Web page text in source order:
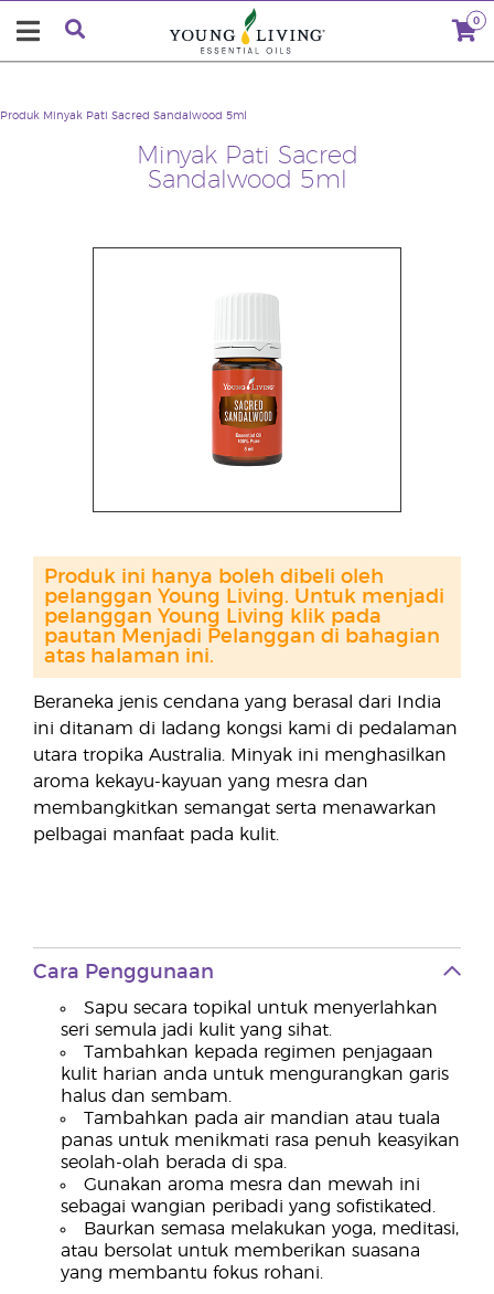
0
Minyak Pati Sacred
Sandalwood 5ml
Produk Minyak Pati Sacred Sandalwood 5ml
Beraneka jenis cendana yang berasal dari India
ini ditanam di ladang kongsi kami di pedalaman
utara tropika Australia. Minyak ini menghasilkan
aroma kekayu-kayuan yang mesra dan
membangkitkan semangat serta menawarkan
pelbagai manfaat pada kulit.
Produk ini hanya boleh dibeli oleh
pelanggan Young Living. Untuk menjadi
pelanggan Young Living klik pada
pautan Menjadi Pelanggan di bahagian
atas halaman ini.
Cara Penggunaan
Sapu secara topikal untuk menyerlahkan
seri semula jadi kulit yang sihat.
Tambahkan kepada regimen penjagaan
kulit harian anda untuk mengurangkan garis
halus dan sembam.
Tambahkan pada air mandian atau tuala
panas untuk menikmati rasa penuh keasyikan
seolah-olah berada di spa.
Gunakan aroma mesra dan mewah ini
sebagai wangian peribadi yang sofistikated.
Baurkan semasa melakukan yoga, meditasi,
atau bersolat untuk memberikan suasana
yang membantu fokus rohani.